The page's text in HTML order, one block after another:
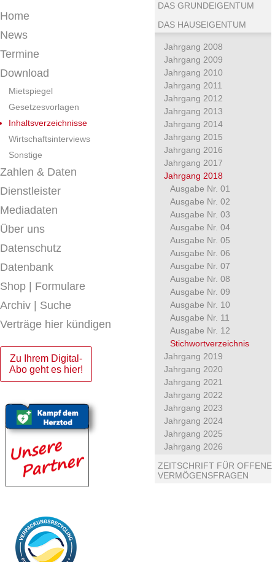
Home
News
Termine
Download
Mietspiegel
Gesetzesvorlagen
Inhaltsverzeichnisse
Wirtschaftsinterviews
Sonstige
Zahlen & Daten
Dienstleister
Mediadaten
Über uns
Datenschutz
Datenbank
Shop | Formulare
Archiv | Suche
Verträge hier kündigen
Zu Ihrem Digital-
Abo geht es hier!
DAS GRUNDEIGENTUM
DAS HAUSEIGENTUM
Jahrgang 2008
Jahrgang 2009
Jahrgang 2010
Jahrgang 2011
Jahrgang 2012
Jahrgang 2013
Jahrgang 2014
Jahrgang 2015
Jahrgang 2016
Jahrgang 2017
Jahrgang 2018
Ausgabe Nr. 01
Ausgabe Nr. 02
Ausgabe Nr. 03
Ausgabe Nr. 04
Ausgabe Nr. 05
Ausgabe Nr. 06
Ausgabe Nr. 07
Ausgabe Nr. 08
Ausgabe Nr. 09
Ausgabe Nr. 10
Ausgabe Nr. 11
Ausgabe Nr. 12
Stichwortverzeichnis
Jahrgang 2019
Jahrgang 2020
Jahrgang 2021
Jahrgang 2022
Jahrgang 2023
Jahrgang 2024
Jahrgang 2025
Jahrgang 2026
ZEITSCHRIFT FÜR OFFENE
VERMÖGENSFRAGEN